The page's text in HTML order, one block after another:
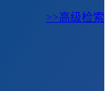
>>高级检索